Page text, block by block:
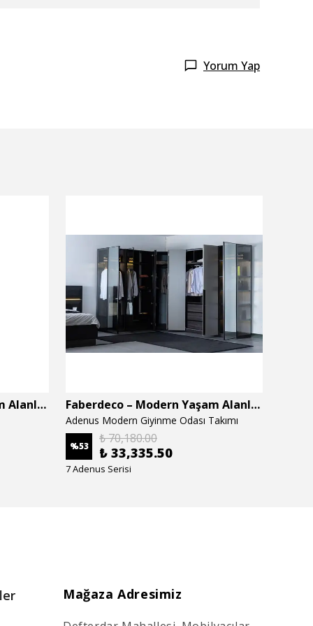
Yorum Yap
Faberdeco – Modern Yaşam Alanları İçin Özel Tasarım Mobilyalar Faberdeco – Modern Yaşam Alanları İçin Özel Tasarım Mobilyalar
Adenus Modern Giyinme Odası Takımı
%53
₺ 70,180.00
₺ 33,335.50
7 Adenus Serisi
Mağaza Adresimiz